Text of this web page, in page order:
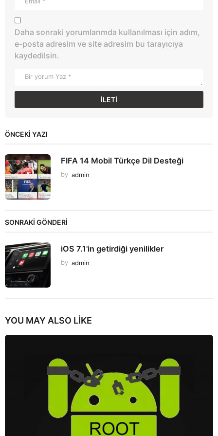
Daha sonraki yorumlarımda kullanılması için adım,
e-posta adresim ve site adresim bu tarayıcıya
kaydedilsin.
ÖNCEKI YAZI
FIFA 14 Mobil Türkçe Dil Desteği
by admin
SONRAKİ GÖNDERİ
iOS 7.1'in getirdiği yenilikler
by admin
YOU MAY ALSO LIKE